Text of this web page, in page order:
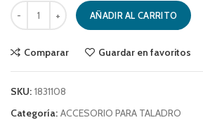
PUNTAS PHILLIPS 2 X #2 (DW2022 Z) cantidad
AÑADIR AL CARRITO
Comparar Guardar en favoritos
SKU: 1831108
Categoría: ACCESORIO PARA TALADRO